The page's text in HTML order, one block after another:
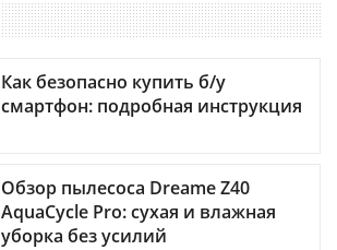
Как безопасно купить б/у
смартфон: подробная инструкция
Обзор пылесоса Dreame Z40
AquaCycle Pro: сухая и влажная
уборка без усилий